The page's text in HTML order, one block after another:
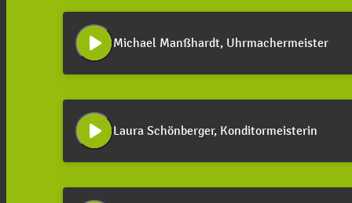
play_arrow Michael Manßhardt, Uhrmachermeister
play_arrow Laura Schönberger, Konditormeisterin